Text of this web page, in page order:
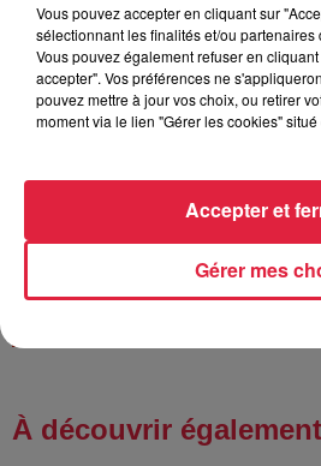
6 août 2026
Tags
Catherine
6 août 2026
Au zoo de
À découvrir également
Vous pouvez accepter en cliquant sur
sélectionnant les finalités et/ou partenaires
Vous pouvez également refuser en
accepter". Vos préférences ne
pouvez mettre à jour vos choix, ou retirer
moment via le lien "Gérer les cookies"
Gérer mes
Accepter et